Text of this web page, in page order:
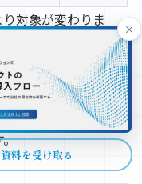
対象が変わりま
「人材育成」枠で
象経費の範囲確認
を用意すると通り
計の工数を見積に
×
資料を受け取る